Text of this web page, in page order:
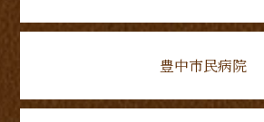
豊中市民病院